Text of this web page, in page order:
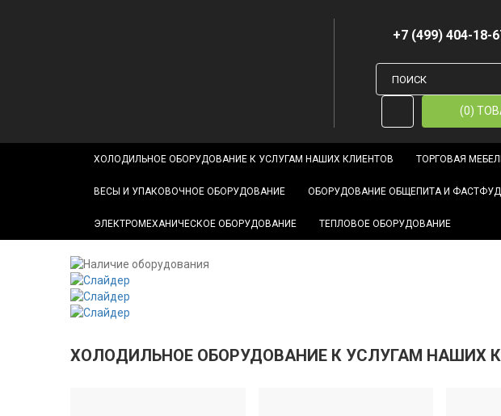
+7 (499) 404-18-
(0)
ХОЛОДИЛЬНОЕ ОБОРУДОВАНИЕ К УСЛУГАМ НАШИХ КЛИЕНТОВ ТОРГОВАЯ
ВЕСЫ И УПАКОВОЧНОЕ ОБОРУДОВАНИЕ ОБОРУДОВАНИЕ ОБЩЕПИТА И ФАСТФУД
ЭЛЕКТРОМЕХАНИЧЕСКОЕ ОБОРУДОВАНИЕ ТЕПЛОВОЕ ОБОРУДОВАНИЕ
ХОЛОДИЛЬНОЕ ОБОРУДОВАНИЕ К УСЛУГАМ НАШИХ